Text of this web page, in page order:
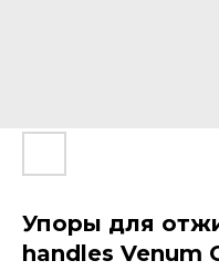
Упоры для
handles Venum